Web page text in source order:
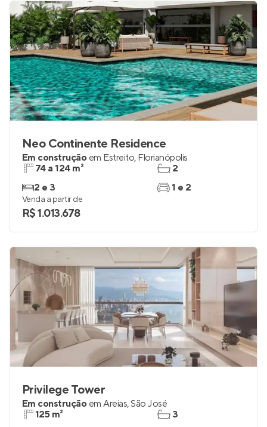
Neo Continente Residence
Em construção em Estreito, Florianópolis
74 a 124 m²
2 e 3
2
1 e 2
Venda a partir de
R$ 1.013.678
Privilege Tower
Em construção em Areias,São José
125 m²
3